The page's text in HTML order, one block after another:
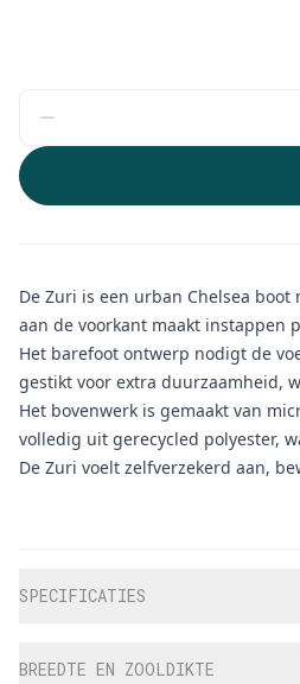
De Zuri is een urban Chelsea
aan de voorkant maakt instappen
Het barefoot ontwerp nodigt de
gestikt voor extra duurzaamheid,
Het bovenwerk is gemaakt van
volledig uit gerecycled polyester,
De Zuri voelt zelfverzekerd aan,
SPECIFICATIES
BREEDTE EN ZOOLDIKTE